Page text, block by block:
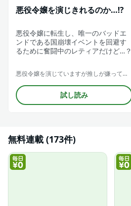
悪役令嬢を演じきれるのか…⁉
悪役令嬢に転生し、唯一のバッドエ
ンドである国崩壊イベントを回避す
るために奮闘中のレティアだけど…？
悪役令嬢を演じていますが推しが嫌ってくれません【合冊版】
試し読み
無料連載 (173件)